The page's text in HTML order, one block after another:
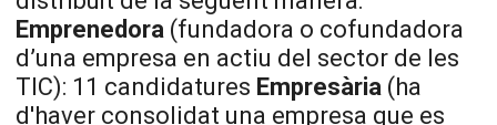
Emprenedora (fundadora o cofundadora
d’una empresa en actiu del sector de les
TIC): 11 candidatures Empresària (ha
d'haver consolidat una empresa que es